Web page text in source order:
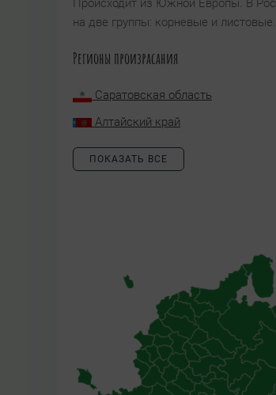
Происходит из Южной Европы. В
на две группы: корневые и листовые.
Регионы произрасания
Саратовская область
Алтайский край
ПОКАЗАТЬ ВСЕ